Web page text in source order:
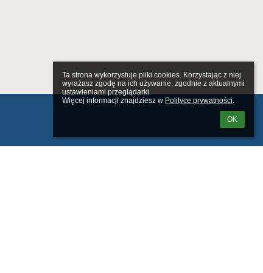
Ta strona wykorzystuje pliki cookies. Korzystając z niej
wyrażasz zgodę na ich używanie, zgodnie z aktualnymi
ustawieniami przeglądarki.
Więcej informacji znajdziesz w Polityce prywatności.
OK